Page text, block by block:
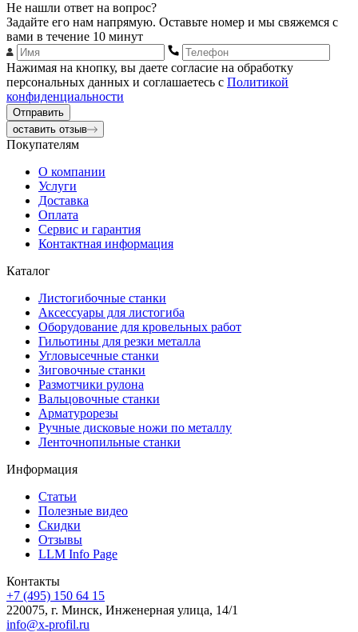
Не нашли ответ на вопрос?
Задайте его нам напрямую. Оставьте номер и мы свяжемся с
вами в течение 10 минут
Нажимая на кнопку, вы даете согласие на обработку
персональных данных и соглашаетесь с Политикой
конфиденциальности
Отправить
оставить отзыв
Покупателям
О компании
Услуги
Доставка
Оплата
Сервис и гарантия
Контактная информация
Каталог
Листогибочные станки
Аксессуары для листогиба
Оборудование для кровельных работ
Гильотины для резки металла
Угловысечные станки
Зиговочные станки
Размотчики рулона
Вальцовочные станки
Арматурорезы
Ручные дисковые ножи по металлу
Ленточнопильные станки
Информация
Статьи
Полезные видео
Скидки
Отзывы
LLM Info Page
Контакты
+7 (495) 150 64 15
220075, г. Минск, Инженерная улица, 14/1
info@x-profil.ru